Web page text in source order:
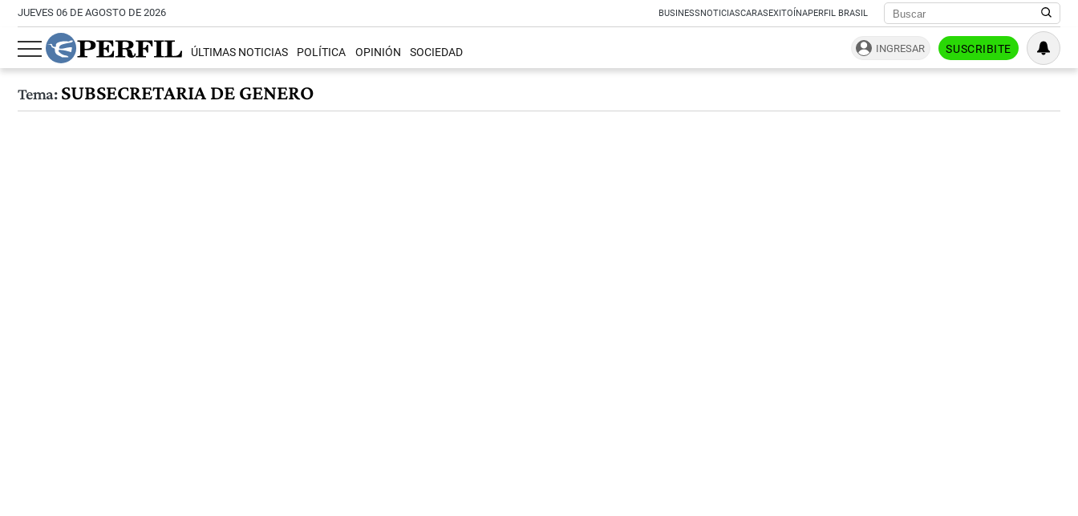
JUEVES 06 DE AGOSTO DE 2026 BUSINESSNOTICIASCARASEXITOÍNAPERFIL BRASIL
ÚLTIMAS NOTICIAS POLÍTICA OPINIÓN SOCIEDAD INGRESAR SUSCRIBITE
Tema:SUBSECRETARIA DE GENERO